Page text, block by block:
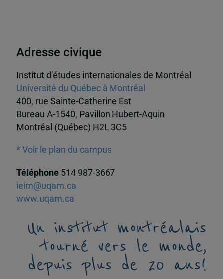
Adresse civique
Institut d’études internationales de Montréal
Université du Québec à Montréal
400, rue Sainte-Catherine Est
Bureau A-1540, Pavillon Hubert-Aquin
Montréal (Québec) H2L 3C5
* Voir le plan du campus
Téléphone 514 987-3667
ieim@uqam.ca
www.uqam.ca
Un institut montréalais
tourné vers le monde,
depuis plus de 20 ans!